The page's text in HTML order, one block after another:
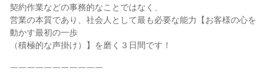
契約作業などの事務的なことではなく、
営業の本質であり、社会人として最も必要な能力【お客様の心を
動かす最初の一歩
（積極的な声掛け）】を磨く３日間です！
￣￣￣￣￣￣￣￣￣￣￣